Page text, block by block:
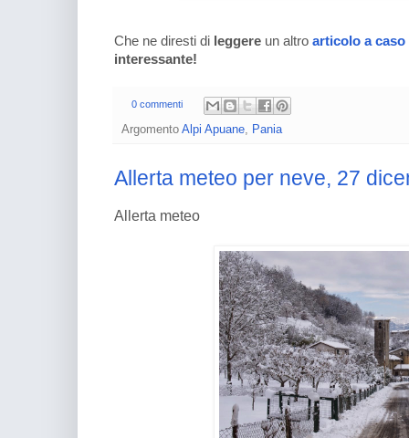
Che ne diresti di leggere un altro articolo a caso
interessante!
0 commenti
Argomento Alpi Apuane Pania
Allerta meteo per neve, 27
Allerta meteo